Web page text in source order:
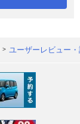
ユーザーレビュー